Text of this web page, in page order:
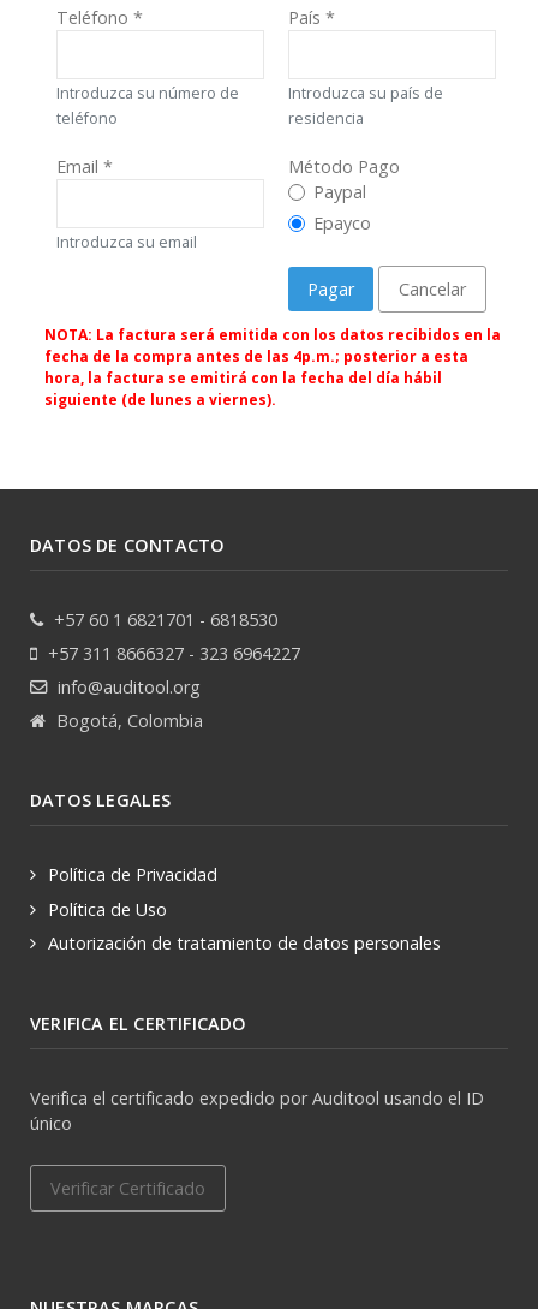
Teléfono *
Introduzca su número de
teléfono
País *
Introduzca su país de
residencia
Email *
Introduzca su email
Método Pago
Método Pago
Paypal
Epayco
Pagar Cancelar
NOTA: La factura será emitida con los datos recibidos en la
fecha de la compra antes de las 4p.m.; posterior a esta
hora, la factura se emitirá con la fecha del día hábil
siguiente (de lunes a viernes).
DATOS DE CONTACTO
+57 60 1 6821701 - 6818530
+57 311 8666327 - 323 6964227
info@auditool.org
Bogotá, Colombia
DATOS LEGALES
Política de Privacidad
Política de Uso
Autorización de tratamiento de datos personales
VERIFICA EL CERTIFICADO
Verifica el certificado expedido por Auditool usando el ID
único
Verificar Certificado